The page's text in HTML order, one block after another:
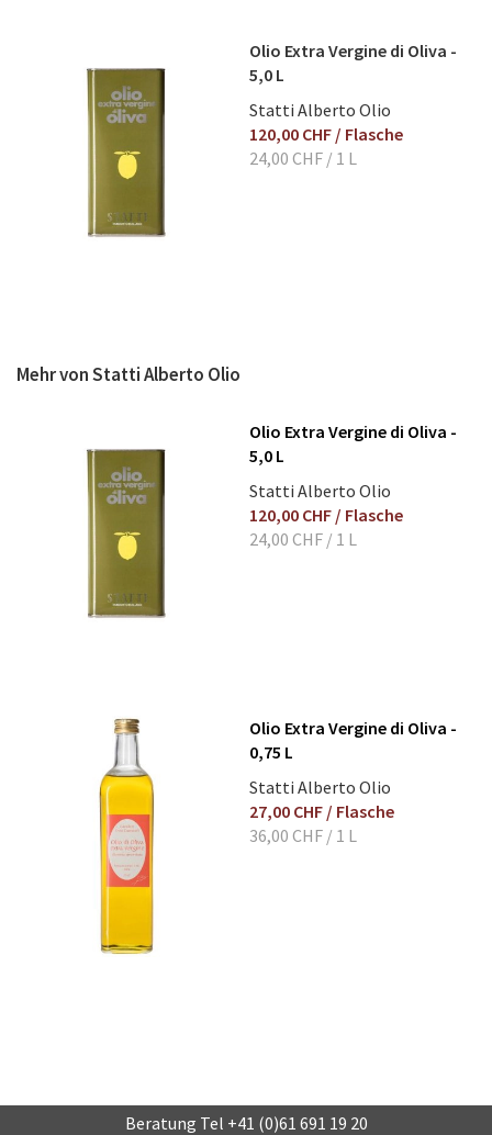
Olio Extra Vergine di Oliva -
5,0 L
Statti Alberto Olio
120,00 CHF / Flasche
24,00 CHF / 1 L
Mehr von Statti Alberto Olio
Olio Extra Vergine di Oliva -
5,0 L
Statti Alberto Olio
120,00 CHF / Flasche
24,00 CHF / 1 L
Olio Extra Vergine di Oliva -
0,75 L
Statti Alberto Olio
27,00 CHF / Flasche
36,00 CHF / 1 L
Beratung Tel +41 (0)61 691 19 20